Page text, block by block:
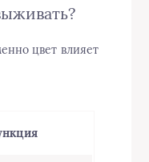
цвет влияет